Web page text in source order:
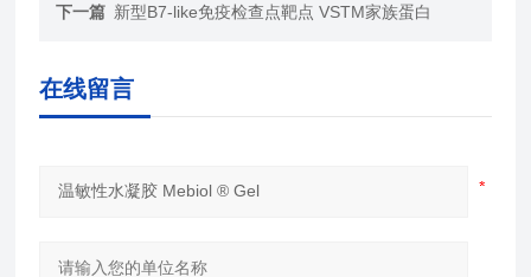
下一篇 新型B7-like免疫检查点靶点 VSTM家族蛋白
在线留言